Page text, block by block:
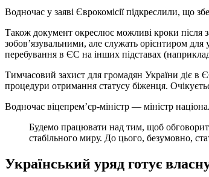
Водночас у заяві Єврокомісії підкреслили, що
Також документ окреслює можливі кроки після
зобов’язувальними, але служать орієнтиром для
перебування в ЄС на інших підставах
Тимчасовий захист для громадян України діє в
процедури отримання статусу біженця.
Водночас віцепрем’єр-міністр — міністр
Будемо працювати над тим, щоб
стабільного миру. До цього, безумовно,
Український уряд готує